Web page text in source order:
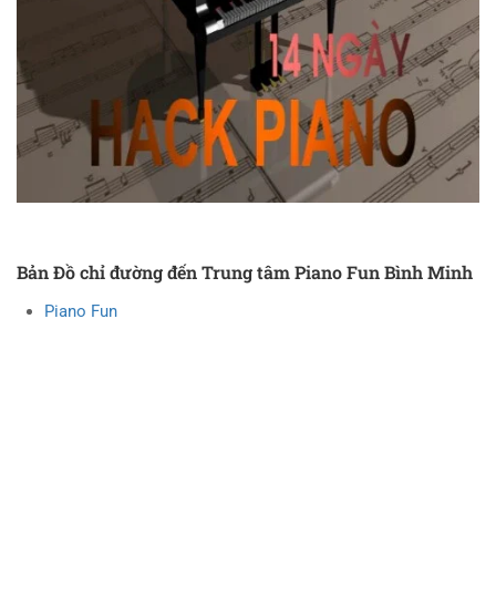
Bản Đồ chỉ đường đến Trung tâm Piano Fun Bình Minh
Piano Fun